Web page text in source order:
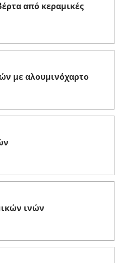
από κεραμικές
με αλουμινόχαρτο
ινών